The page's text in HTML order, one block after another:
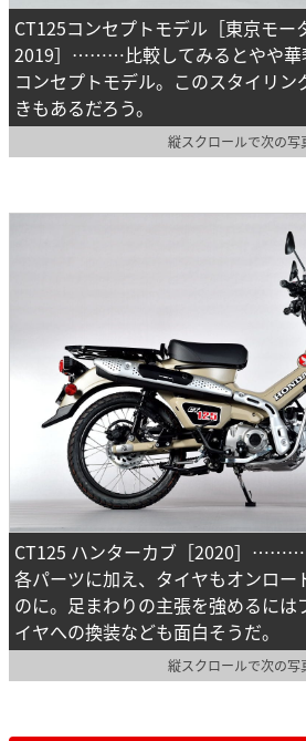
CT125コンセプトモデル［東京モー
2019］………比較してみるとやや華
コンセプトモデル。このスタイリン
きもあるだろう。
縦スクロールで次の写
CT125 ハンターカブ［2020］………
各パーツに加え、タイヤもオンロー
のに。足まわりの主張を強めるには
イヤへの換装なども面白そうだ。
縦スクロールで次の写